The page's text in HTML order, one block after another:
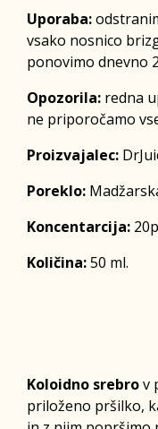
Uporaba:
vsako nosnico
ponovimo dnevno
Opozorila: redna
ne priporočamo
Proizvajalec:
Poreklo:
Koncentarcija:
Količina:50 ml.
Koloidno srebrov
priloženo pršilko,